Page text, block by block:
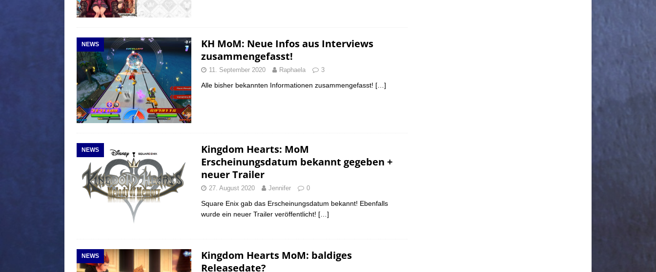
NEWS
KH MoM: Neue Infos aus Interviews
zusammengefasst!
11. September 2020 Raphaela 3
Alle bisher bekannten Informationen zusammengefasst! […]
NEWS
Kingdom Hearts: MoM
Erscheinungsdatum bekannt gegeben +
neuer Trailer
27. August 2020 Jennifer 0
Square Enix gab das Erscheinungsdatum bekannt! Ebenfalls
wurde ein neuer Trailer veröffentlicht! […]
NEWS
Kingdom Hearts MoM: baldiges
Releasedate?